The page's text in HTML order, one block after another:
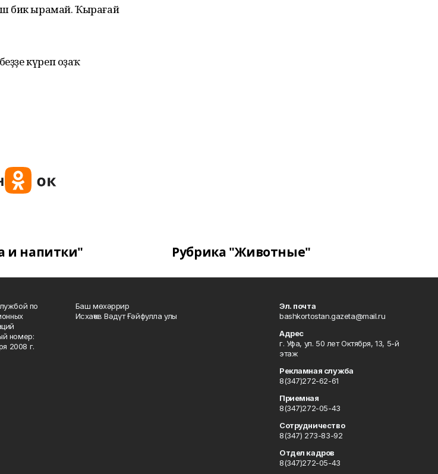
бик ырамай. Ҡырағай
күреп оҙаҡ
и напитки" Рубрика "Животные"
по
номер:
2008 г.
Баш мөхәррир
Исхаҡов Вәдүт Ғәйфулла улы
Эл. почта
bashkortostan.gazeta@mail.ru
Адрес
г. Уфа, ул. 50 лет Октября, 13, 5-й
этаж
Рекламная служба
8(347)272-62-61
Приемная
8(347)272-05-43
Сотрудничество
8(347) 273-83-92
Отдел кадров
8(347)272-05-43